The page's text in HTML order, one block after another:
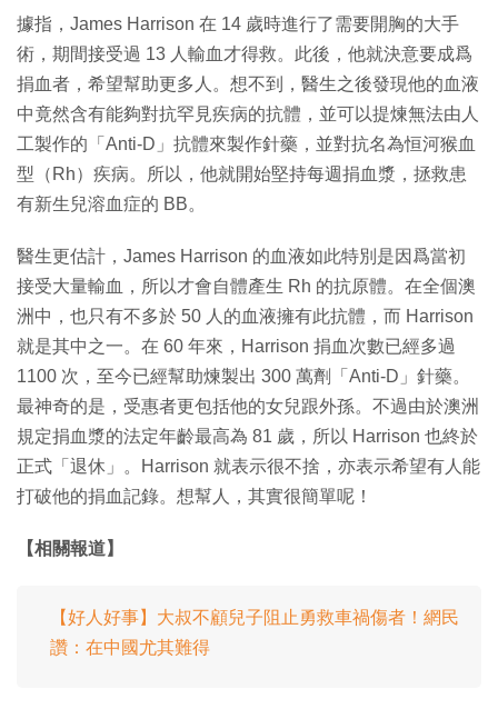
據指，James Harrison 在 14 歲時進行了需要開胸的大手
術，期間接受過 13 人輸血才得救。此後，他就決意要成爲
捐血者，希望幫助更多人。想不到，醫生之後發現他的血液
中竟然含有能夠對抗罕見疾病的抗體，並可以提煉無法由人
工製作的「Anti-D」抗體來製作針藥，並對抗名為恒河猴血
型（Rh）疾病。所以，他就開始堅持每週捐血漿，拯救患
有新生兒溶血症的 BB。
醫生更估計，James Harrison 的血液如此特別是因爲當初
接受大量輸血，所以才會自體產生 Rh 的抗原體。在全個澳
洲中，也只有不多於 50 人的血液擁有此抗體，而 Harrison
就是其中之一。在 60 年來，Harrison 捐血次數已經多過
1100 次，至今已經幫助煉製出 300 萬劑「Anti-D」針藥。
最神奇的是，受惠者更包括他的女兒跟外孫。不過由於澳洲
規定捐血漿的法定年齡最高為 81 歲，所以 Harrison 也終於
正式「退休」。Harrison 就表示很不捨，亦表示希望有人能
打破他的捐血記錄。想幫人，其實很簡單呢！
【相關報道】
【好人好事】大叔不顧兒子阻止勇救車禍傷者！網民
讚：在中國尤其難得